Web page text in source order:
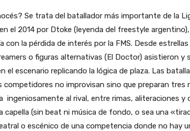
Se trata del batallador más importante de la
en el 2014 por Dtoke (leyenda del freestyle
con la pérdida de interés por la FMS. Desde
o figuras alternativas (El Doctor) asistieron y
el escenario replicando la lógica de plaza. Las
competidores no improvisan sino que preparan tres
ingeniosamente al rival, entre rimas, aliteraciones y
capella (sin beat ni música de fondo, o sea una
o escénico de una competencia donde no hay